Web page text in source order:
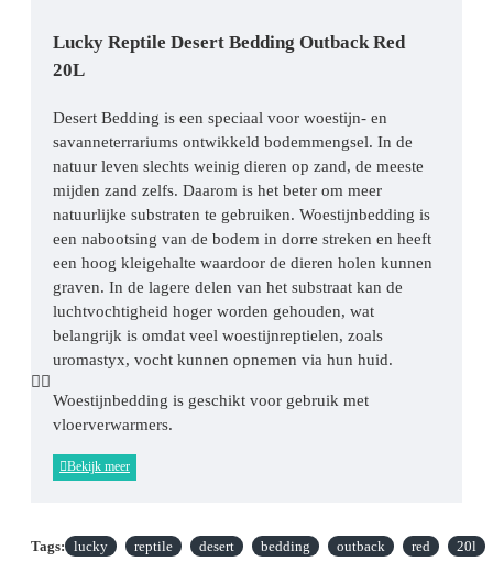
Lucky Reptile Desert Bedding Outback Red
20L
Desert Bedding is een speciaal voor woestijn- en
savanneterrariums ontwikkeld bodemmengsel. In de
natuur leven slechts weinig dieren op zand, de meeste
mijden zand zelfs. Daarom is het beter om meer
natuurlijke substraten te gebruiken. Woestijnbedding is
een nabootsing van de bodem in dorre streken en heeft
een hoog kleigehalte waardoor de dieren holen kunnen
graven. In de lagere delen van het substraat kan de
luchtvochtigheid hoger worden gehouden, wat
belangrijk is omdat veel woestijnreptielen, zoals
uromastyx, vocht kunnen opnemen via hun huid.
Woestijnbedding is geschikt voor gebruik met
vloerverwarmers.
Tags: lucky reptile desert bedding outback red 20l